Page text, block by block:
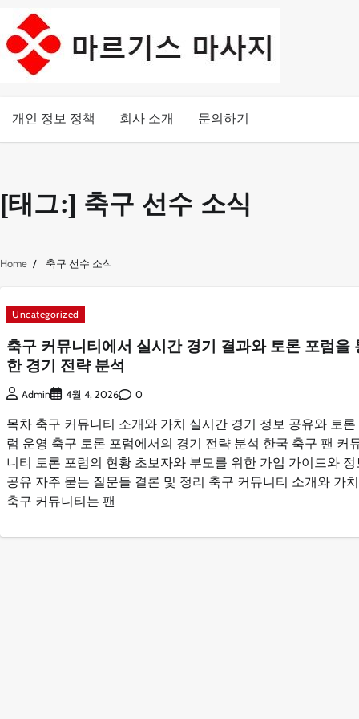
content
개인 정보 정책 회사 소개 문의하기
[태그:] 축구 선수 소식
Home 축구 선수 소식
Uncategorized
축구 커뮤니티에서 실시간 경기 결과와 토론 포럼을
한 경기 전략 분석
Admin 4월 4, 2026 0
목차 축구 커뮤니티 소개와 가치 실시간 경기 정보 공유와 토론
럼 운영 축구 토론 포럼에서의 경기 전략 분석 한국 축구 팬 커
니티 토론 포럼의 현황 초보자와 부모를 위한 가입 가이드와 정
공유 자주 묻는 질문들 결론 및 정리 축구 커뮤니티 소개와 가치
축구 커뮤니티는 팬